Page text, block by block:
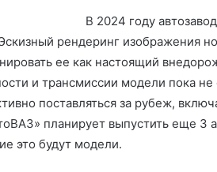
В 2024 году
рендеринг изображения
ее как настоящий
и трансмиссии модели пока
поставляться за рубеж,
планирует выпустить еще
это будут модели.